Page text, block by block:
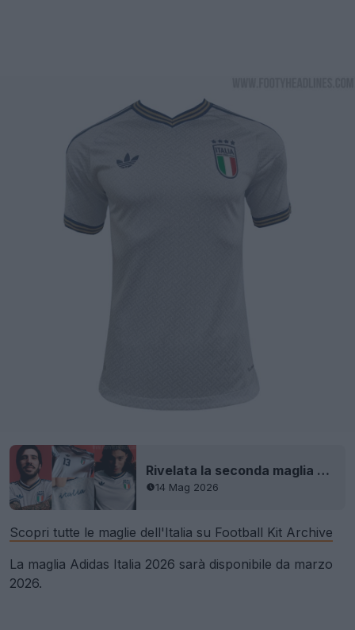
Rivelata la seconda maglia dell'Italia 2026 (Mondiali)
14 Mag 2026
Scopri tutte le maglie dell'Italia su Football Kit Archive
La maglia Adidas Italia 2026 sarà disponibile da marzo
2026.